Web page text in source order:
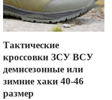
Тактические
кроссовки ЗСУ ВСУ
демисезонные или
зимние хаки 40-46
размер